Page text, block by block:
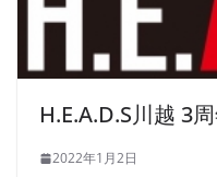
H.E.A.D.S川越 3
2022年1月2日